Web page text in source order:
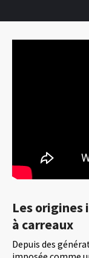
Les origines
à carreaux
Depuis des